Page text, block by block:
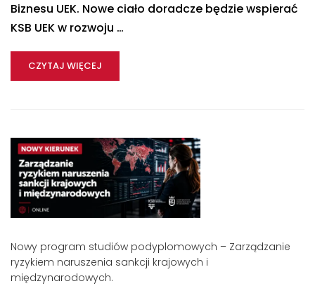
Biznesu UEK. Nowe ciało doradcze będzie wspierać
KSB UEK w rozwoju …
CZYTAJ WIĘCEJ
Nowy program studiów podyplomowych – Zarządzanie
ryzykiem naruszenia sankcji krajowych i
międzynarodowych.